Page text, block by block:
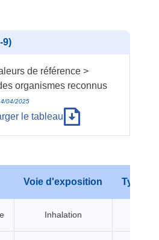
9)
de référence >
organismes reconnus
04/2025
le tableau
Voie d'exposition Type
Inhalation